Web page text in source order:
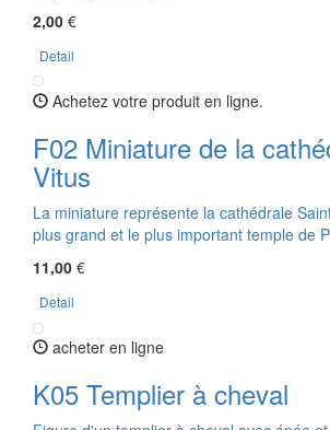
2,00 €
Detail
Achetez votre produit en ligne.
F02 Miniature de la
Vitus
La miniature représente la cathédrale
plus grand et le plus important temple de
11,00 €
Detail
acheter en ligne
K05 Templier à cheval